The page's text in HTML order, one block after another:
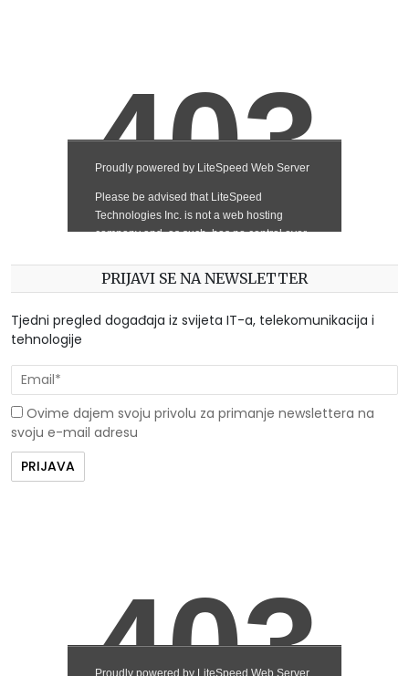
PRIJAVI SE NA NEWSLETTER
Tjedni pregled događaja iz svijeta IT-a, telekomunikacija i
tehnologije
Ovime dajem svoju privolu za primanje newslettera na
svoju e-mail adresu